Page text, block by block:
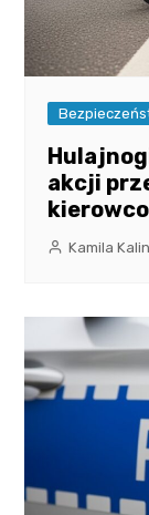
akcji
Kamila